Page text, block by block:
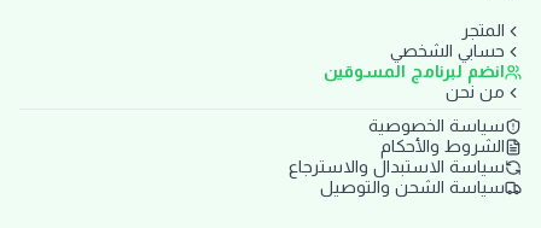
المتجر
حسابي الشخصي
انضم لبرنامج المسوقين
من نحن
سياسة الخصوصية
الشروط والأحكام
سياسة الاستبدال والاسترجاع
سياسة الشحن والتوصيل